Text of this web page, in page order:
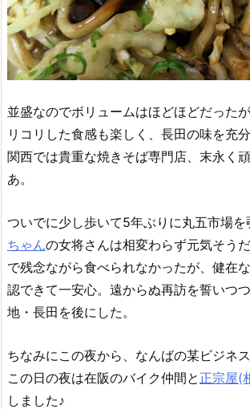
並盛なのでボリュームはほどほどだった
リコリした食感も楽しく、長田の味を充
関西では貴重な焼きそば専門店、末永く
あ。
ついでに少し歩いて5年ぶりに丸五市場を
ちゃんの女将さんは相変わらず元気そう
で残念ながら食べられなかったが、健在
認できて一安心。遠からぬ再訪を誓いつ
地・長田を後にした。
ちなみにこの夜から、なんばの某ビジネ
この日の夜は在阪のバイク仲間と 正宗屋(
しました♪